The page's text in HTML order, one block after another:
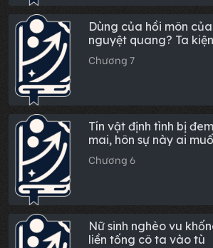
Dùng của hồi môn
nguyệt quang? Ta
danh liệt
Chương 7
Tín vật định tình bị
mai, hôn sự này ai
Chương 6
Nữ sinh nghèo vu
liền tống cô ta vào tù